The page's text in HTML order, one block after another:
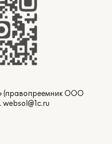
(правопреемник ООО
websol@1c.ru